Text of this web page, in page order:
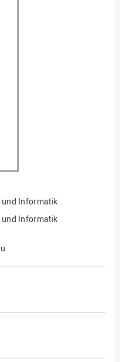
Informatik
Informatik